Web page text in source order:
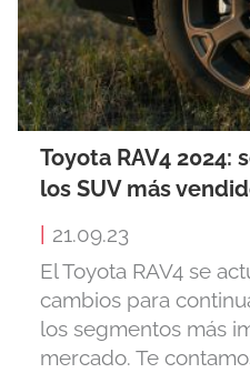
Toyota RAV4 2024:
los SUV más
| 21.09.23
El Toyota RAV4 se
cambios para
los segmentos más
mercado. Te